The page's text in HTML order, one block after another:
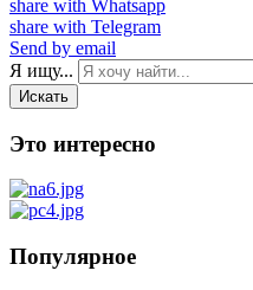
share with Whatsapp
share with Telegram
Send by email
Я ищу...
Искать
Это интересно
Популярное